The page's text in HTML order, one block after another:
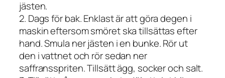
jästen.
2. Dags för bak. Enklast är att göra degen i
maskin eftersom smöret ska tillsättas efter
hand. Smula ner jästen i en bunke. Rör ut
den i vattnet och rör sedan ner
saffransspriten. Tillsätt ägg, socker och salt.